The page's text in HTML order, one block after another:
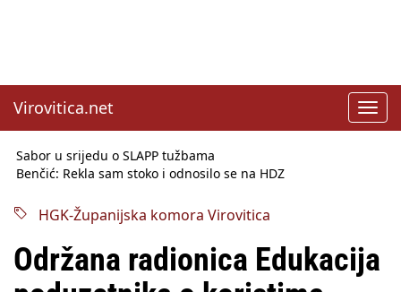
Virovitica.net
Sabor u srijedu o SLAPP tužbama
Benčić: Rekla sam stoko i odnosilo se na HDZ
godine
Sindikati traže zaštitu plaća od inflacije, Ćorić pregovore
najavio za jesen
Državni tajnik Rukavina: Hrvatska ima 3,6 milijuna birača
HŽ Infrastruktura: Nesreće na željezničkim prijelazima
HGK-Županijska komora Virovitica
Održana radionica Edukacija